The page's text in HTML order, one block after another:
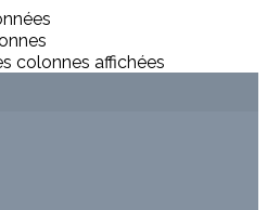
colonnes affichées